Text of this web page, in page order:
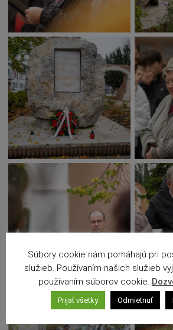
Dobrovoľníctvo
Benefícia
Duchovný život
EkoMesto
Tradície
Veda
Zvieratá
Súťaž
Pracovné ponuky
Súbory cookie nám pomáhajú pri
služieb. Používaním našich služieb
používaním súborov cookie.
Prijať všetky Odmietnuť